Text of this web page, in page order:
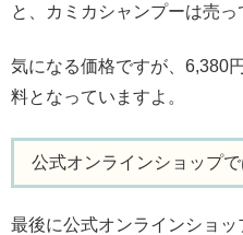
と、カミカシャンプーは売っ
気になる価格ですが、6,380
料となっていますよ。
公式オンラインショップ
最後に公式オンラインショ